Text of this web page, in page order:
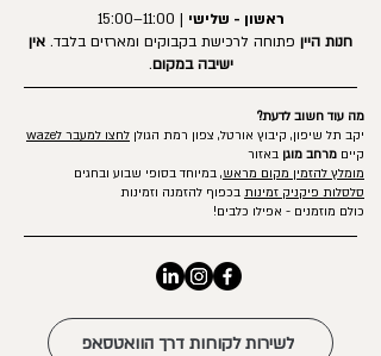
ראשון - שלישי | 11:00–15:00
חנות היין פתוחה לרכישת בקבוקים ומארזים בלבד. אין
ישיבה במקום.
מה עוד חשוב לדעת?
יקב תל שיפון, קיבוץ אורטל, צפון רמת הגולן לחצו למעבר לwaze
קיים מרחב מוגן באזור
מומלץ להזמין מקום מראש, במיוחד בסופי שבוע ובחגים
סלסלות פיקניק זמינות בכפוף להזמנה וזמינות
כולם מוזמנים - אפילו כלבים!
לשירות לקוחות דרך הוואטסאפ